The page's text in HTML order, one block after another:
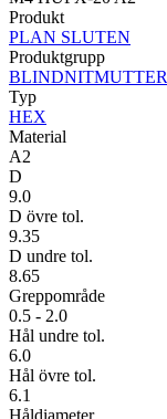
Produkt
PLAN SLUTEN
Produktgrupp
BLINDNITMUTTER
Typ
HEX
Material
A2
D
9.0
D övre tol.
9.35
D undre tol.
8.65
Greppområde
0.5 - 2.0
Hål undre tol.
6.0
Hål övre tol.
6.1
Håldiameter